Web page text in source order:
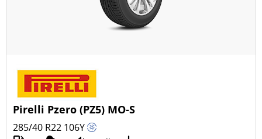
Pirelli Pzero (PZ5) MO-S
285/40 R22 106Y